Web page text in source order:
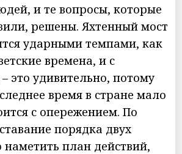
и те вопросы, которые
решены. Яхтенный мост
ударными темпами, как
времена, и с
это удивительно, потому
время в стране мало
с опережением. По
порядка двух
наметить план действий,